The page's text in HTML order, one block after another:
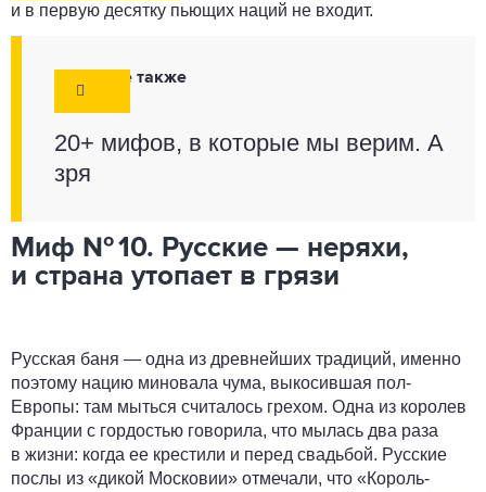
и в первую десятку пьющих наций не входит.
Смотрите также
20+ мифов, в которые мы верим. А
зря
Миф № 10. Русские — неряхи,
и страна утопает в грязи
Русская баня — одна из древнейших традиций, именно
поэтому нацию миновала чума, выкосившая пол-
Европы: там мыться считалось грехом. Одна из королев
Франции с гордостью говорила, что мылась два раза
в жизни: когда ее крестили и перед свадьбой. Русские
послы из «дикой Московии» отмечали, что «Король-